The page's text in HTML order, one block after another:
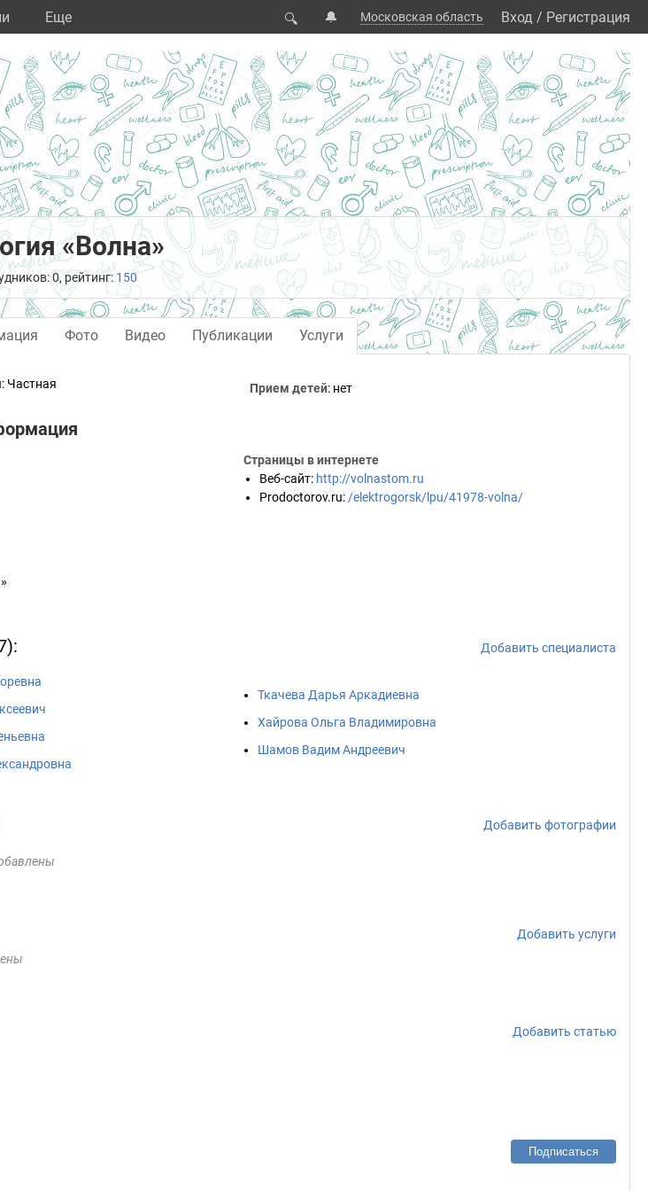
Eще 🔍 🔔 Московская область Вход / Регистрация
«Волна»
0, рейтинг: 150
Фото Видео Публикации Услуги
: Частная
Прием детей: нет
Страницы в интернете
Веб-сайт: http://volnastom.ru
Prodoctorov.ru: /elektrogorsk/lpu/41978-volna/
Добавить специалиста
Ткачева Дарья Аркадиевна
Хайрова Ольга Владимировна
Шамов Вадим Андреевич
Добавить фотографии
Добавить услуги
Добавить статью
Подписаться